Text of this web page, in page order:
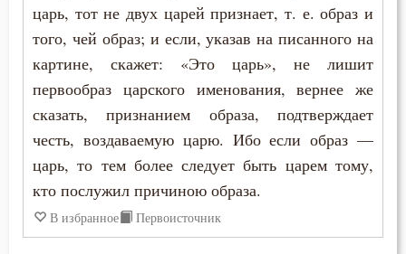
Бесы
Благодарность
Благодать
Благоразумие
Иоанн Златоуст
Феодор Студит
царь, тот не двух царей признает, т. е. образ и
того, чей образ; и если, указав на писанного на
картине, скажет: «Это царь», не лишит
первообраз царского именования, вернее же
сказать, признанием образа, подтверждает
честь, воздаваемую царю. Ибо если образ —
царь, то тем более следует быть царем тому,
кто послужил причиною образа.
В избранное Первоисточник